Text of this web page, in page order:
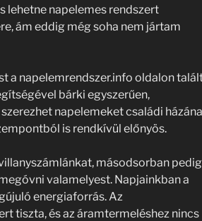
lehetne napelemes rendszert
ám eddig még soha nem jártam
a napelemrendszer.info oldalon
bárki egyszerűen,
napelemeket családi
is rendkívül előnyös.
másodsorban pedig
valamelyest. Napjainkban a
energiaforrás. Az
tiszta, és az áramtermeléshez nincs